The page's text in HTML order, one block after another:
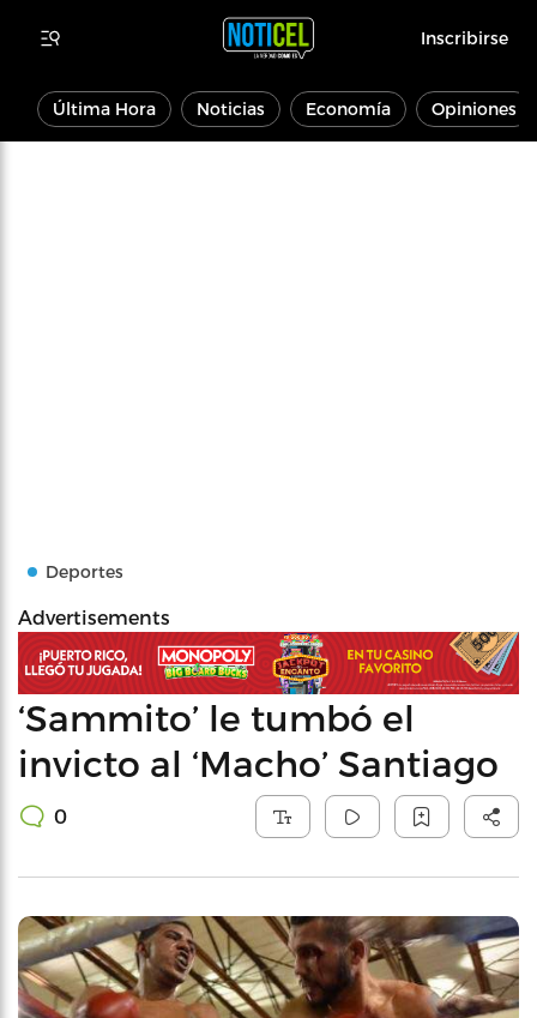
Inscribirse
Última Hora Noticias Economía Opiniones
Deportes
Advertisements
‘Sammito’ le tumbó el
invicto al ‘Macho’ Santiago
0